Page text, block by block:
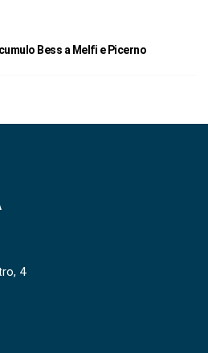
Bess a Melfi e Picerno
4